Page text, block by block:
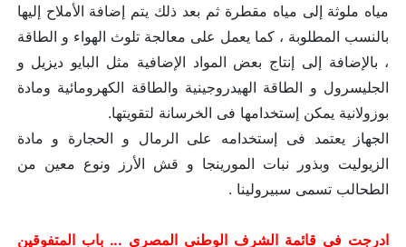
مياه ملوثة إلى مياه مقطرة ثم بعد ذلك يتم إضافة الأملاح إليها
بالنسب المطلوبة ، كما يعمل على معالجة تلوث الهواء و الطاقة
، بالإضافة إلى إنتاج بعض المواد الإضافية مثل البايو ديزيل و
الجليسرول و الطاقة الهيدروجينية والطاقة الكهرومائية ومادة
بوزولانية يمكن إستخدامها فى الخرسانة لتقويتها.
الجهاز يعتمد فى إستخدامه على الرمال و الحجارة و مادة
الزيوليت وبذور نبات المورينجا و قش الأرز ونوع معين من
الطحالب تسمى سبيرولينا .
ادرجت في قائمة الشرف الوطني المصري ... باب المتفوقين